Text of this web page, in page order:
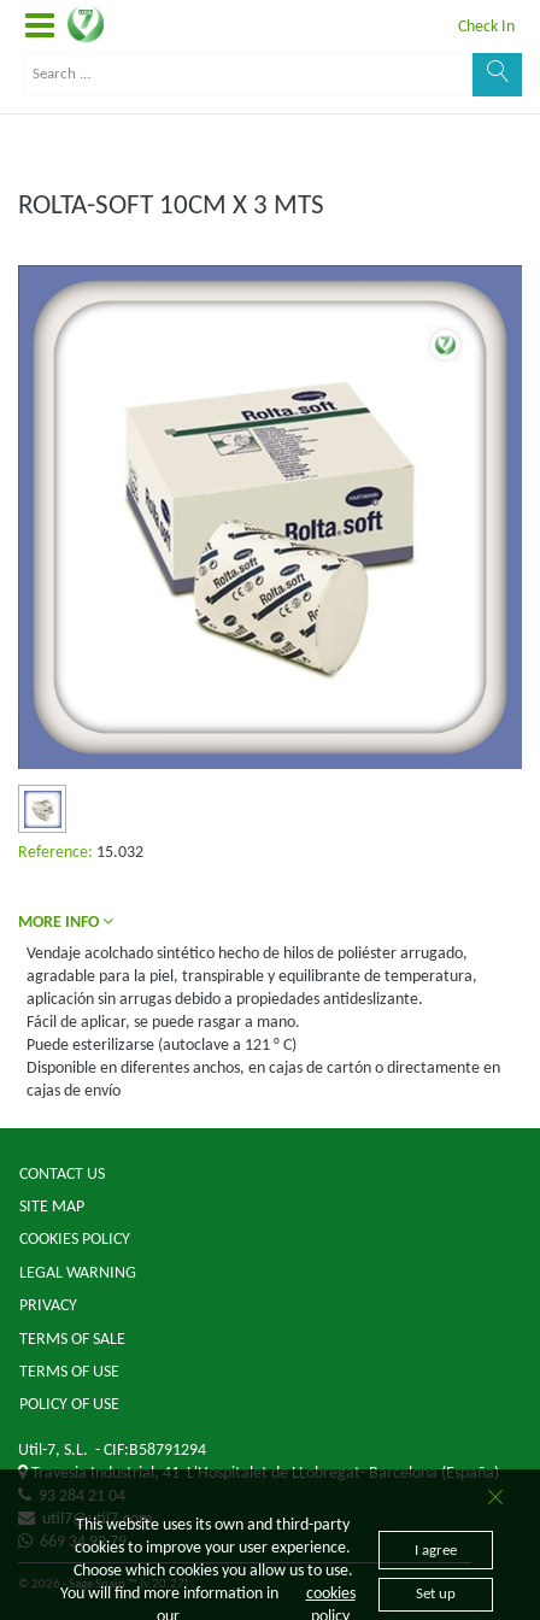
Check In
ROLTA-SOFT 10CM X 3 MTS
Reference: 15.032
MORE INFO
Vendaje acolchado sintético hecho de hilos de poliéster arrugado,
agradable para la piel, transpirable y equilibrante de temperatura,
aplicación sin arrugas debido a propiedades antideslizante.
Fácil de aplicar, se puede rasgar a mano.
Puede esterilizarse (autoclave a 121 ° C)
Disponible en diferentes anchos, en cajas de cartón o directamente en
cajas de envío
CONTACT US
SITE MAP
COOKIES POLICY
LEGAL WARNING
PRIVACY
TERMS OF SALE
TERMS OF USE
POLICY OF USE
Util-7, S.L. - CIF:B58791294
Travesia Industrial, 41L'Hospitalet de LLobregat-Barcelona(España)
93 284 21 04
util7@util7.com
669 34 92 79
© 2026 - Sage Spain ™ (v.20.27)
This website uses its own and third-party
cookies to improve your user experience.
Choose which cookies you allow us to use.
You will find more information in
cookies
I agree
Set up